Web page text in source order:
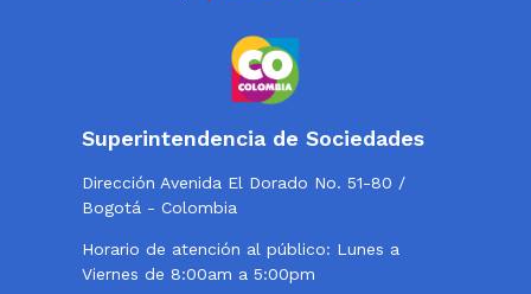
Superintendencia de Sociedades
Dirección Avenida El Dorado No. 51-80 /
Bogotá - Colombia
Horario de atención al público: Lunes a
Viernes de 8:00am a 5:00pm